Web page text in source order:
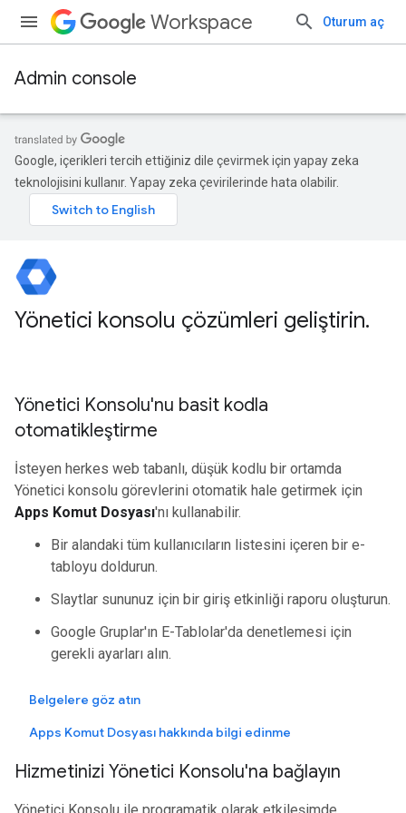
Workspace Oturum aç
Admin console
Google, içerikleri tercih ettiğiniz dile çevirmek için yapay zeka
teknolojisini kullanır. Yapay zeka çevirilerinde hata olabilir.
Yönetici konsolu çözümleri geliştirin.
Yönetici Konsolu'nu basit kodla
otomatikleştirme
İsteyen herkes web tabanlı, düşük kodlu bir ortamda
Yönetici konsolu görevlerini otomatik hale getirmek için
Apps Komut Dosyası'nı kullanabilir.
Bir alandaki tüm kullanıcıların listesini içeren bir e-
tabloyu doldurun.
Slaytlar sununuz için bir giriş etkinliği raporu oluşturun.
Google Gruplar'ın E-Tablolar'da denetlemesi için
gerekli ayarları alın.
Belgelere göz atın
Apps Komut Dosyası hakkında bilgi edinme
Hizmetinizi Yönetici Konsolu'na bağlayın